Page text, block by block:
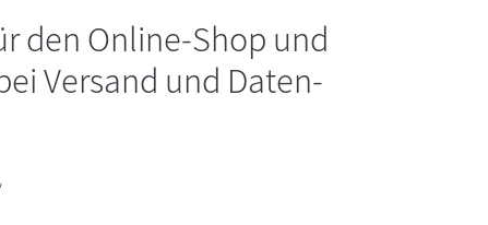
den Online-Shop und
Versand und Daten-